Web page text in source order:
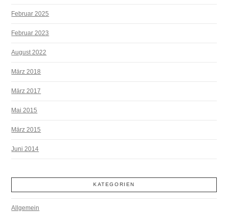
Februar 2025
Februar 2023
August 2022
März 2018
März 2017
Mai 2015
März 2015
Juni 2014
KATEGORIEN
Allgemein